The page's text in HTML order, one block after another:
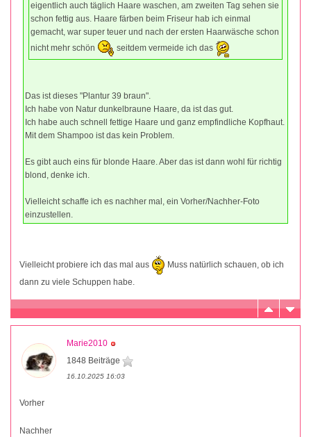
eigentlich auch täglich Haare waschen, am zweiten Tag sehen sie
schon fettig aus. Haare färben beim Friseur hab ich einmal
gemacht, war super teuer und nach der ersten Haarwäsche schon
nicht mehr schön
seitdem vermeide ich das
Das ist dieses "Plantur 39 braun".
Ich habe von Natur dunkelbraune Haare, da ist das gut.
Ich habe auch schnell fettige Haare und ganz empfindliche Kopfhaut.
Mit dem Shampoo ist das kein Problem.
Es gibt auch eins für blonde Haare. Aber das ist dann wohl für richtig
blond, denke ich.
Vielleicht schaffe ich es nachher mal, ein Vorher/Nachher-Foto
einzustellen.
Vielleicht probiere ich das mal aus
Muss natürlich schauen, ob ich
dann zu viele Schuppen habe.
Marie2010
1848 Beiträge
16.10.2025 16:03
Vorher
Nachher